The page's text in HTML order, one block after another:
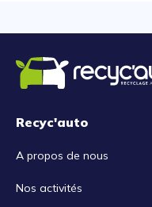
Recyc'auto
A propos de nous
Nos activités